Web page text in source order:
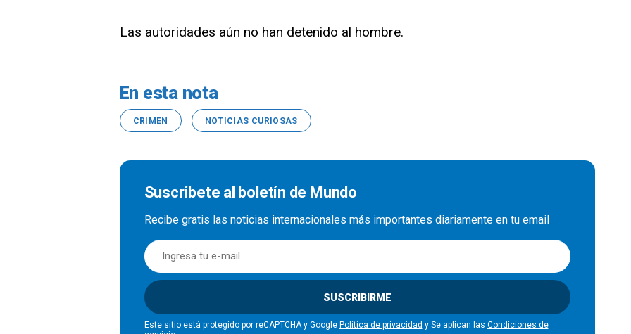
Las autoridades aún no han detenido al hombre.
En esta nota
CRIMEN NOTICIAS CURIOSAS
Suscríbete al boletín de Mundo
Recibe gratis las noticias internacionales más importantes diariamente en tu email
SUSCRIBIRME
Este sitio está protegido por reCAPTCHA y Google Política de privacidad y Se aplican las Condiciones de